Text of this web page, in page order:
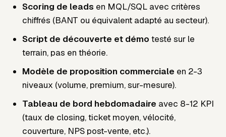
Scoring de leads en MQL/SQL avec critères
chiffrés (BANT ou équivalent adapté au secteur).
Script de découverte et démo testé sur le
terrain, pas en théorie.
Modèle de proposition commerciale en 2-3
niveaux (volume, premium, sur-mesure).
Tableau de bord hebdomadaire avec 8-12 KPI
(taux de closing, ticket moyen, vélocité,
couverture, NPS post-vente, etc.).